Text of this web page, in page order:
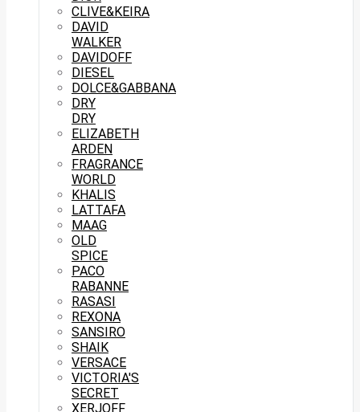
CLIVE&KEIRA
DAVID
WALKER
DAVIDOFF
DIESEL
DOLCE&GABBANA
DRY
DRY
ELIZABETH
ARDEN
FRAGRANCE
WORLD
KHALIS
LATTAFA
MAAG
OLD
SPICE
PACO
RABANNE
RASASI
REXONA
SANSIRO
SHAIK
VERSACE
VICTORIA'S
SECRET
XERJOFF